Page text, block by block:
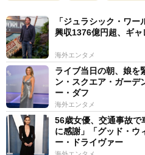
「ジュラシック・ワ
興収1376億円超、ギ
海外エンタメ
ライブ当日の朝、娘を
ン・スクエア・ガーデ
ー・ダフ
海外エンタメ
56歳女優、交通事故で
に感謝」「グッド・ウ
ー・ドライヴァー